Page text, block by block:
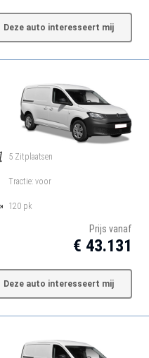
Deze auto interesseert mij
5 Zitplaatsen
Tractie: voor
120 pk
Prijs vanaf
€ 43.131
Deze auto interesseert mij